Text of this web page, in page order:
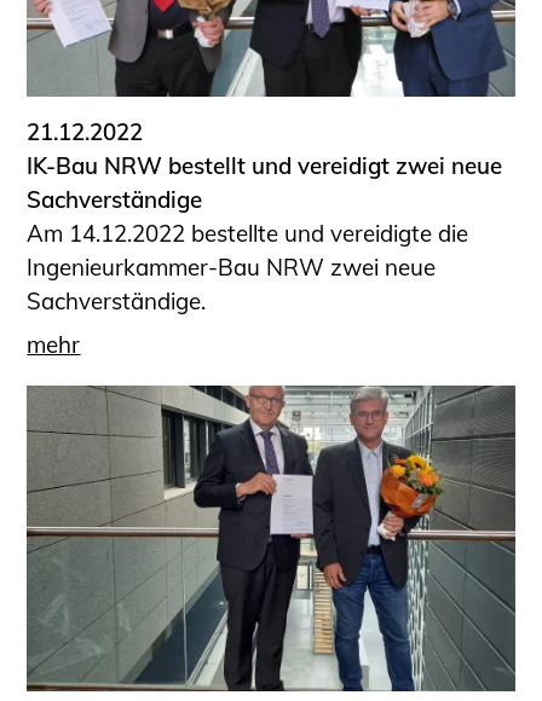
21.12.2022
IK-Bau NRW bestellt und vereidigt zwei neue
Sachverständige
Am 14.12.2022 bestellte und vereidigte die
Ingenieurkammer-Bau NRW zwei neue
Sachverständige.
mehr